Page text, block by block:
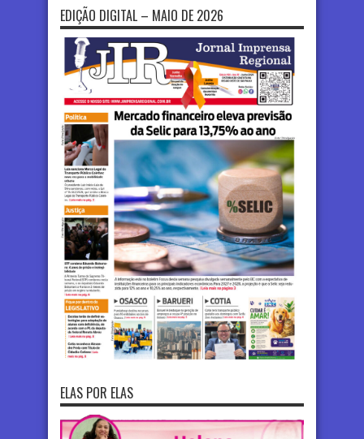
EDIÇÃO DIGITAL – MAIO DE 2026
ELAS POR ELAS